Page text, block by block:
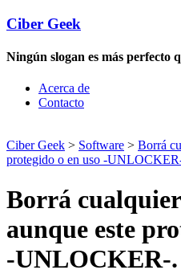
Ciber Geek
Ningún slogan es más perfecto
Acerca de
Contacto
Ciber Geek > Software > Borrá
protegido o en uso -
Borrá
aunque este
-UNLOCKER-.